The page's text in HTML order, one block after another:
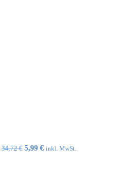
34,72€ Ursprünglicher
5,99 €Aktueller
inkl. MwSt.